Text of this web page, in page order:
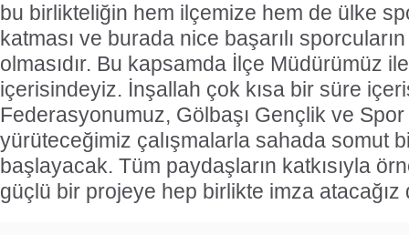
bu birlikteliğin hem ilçemize hem de ülke
katması ve burada nice başarılı
olmasıdır. Bu kapsamda İlçe Müdürümüz
içerisindeyiz. İnşallah çok kısa bir süre
Federasyonumuz, Gölbaşı Gençlik ve
yürüteceğimiz çalışmalarla sahada somut
başlayacak. Tüm paydaşların katkısıyla
güçlü bir projeye hep birlikte imza atacağız